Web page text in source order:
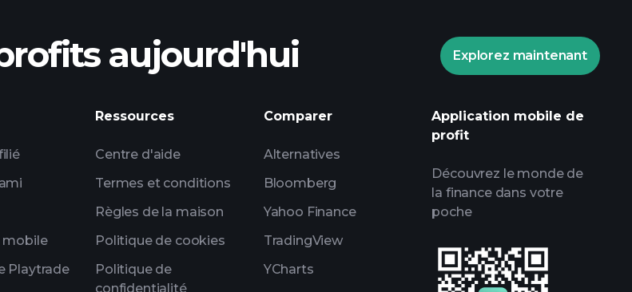
courtier recommandé
aujourd'hui Explorez maintenant
mobile
Playtrade
Ressources
Centre d'aide
Termes et conditions
Règles de la maison
Politique de cookies
Politique de
confidentialité
Comparer
Alternatives
Bloomberg
Yahoo Finance
TradingView
YCharts
Application mobile de
profit
Découvrez le monde de
la finance dans votre
poche